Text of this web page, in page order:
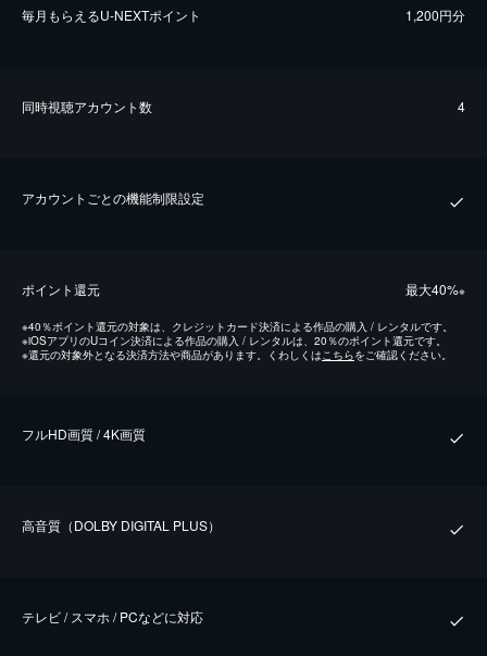
毎⽉もらえるU-NEXTポイント 1,200円分
同時視聴アカウント数 4
アカウントごとの機能制限設定
ポイント還元 最⼤40%※
※40％ポイント還元の対象は、クレジットカード決済による作品の購入 / レンタルです。
※iOSアプリのUコイン決済による作品の購入 / レンタルは、20％のポイント還元です。
※還元の対象外となる決済方法や商品があります。くわしくはこちらをご確認ください。
フルHD画質 / 4K画質
⾼⾳質（DOLBY DIGITAL PLUS）
テレビ / スマホ / PCなどに対応